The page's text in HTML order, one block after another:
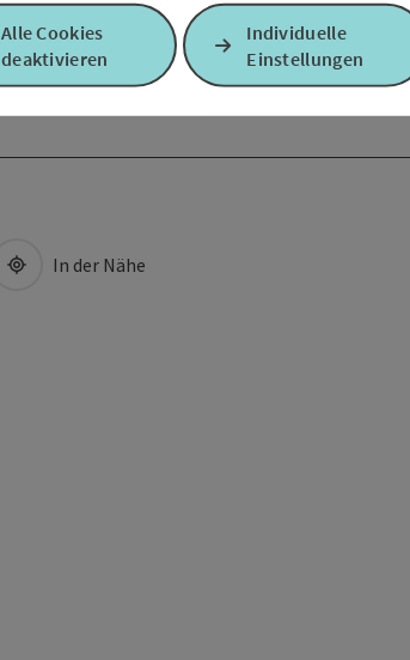
In der Nähe
Alle Cookies
deaktivieren
Individuelle
Einstellungen